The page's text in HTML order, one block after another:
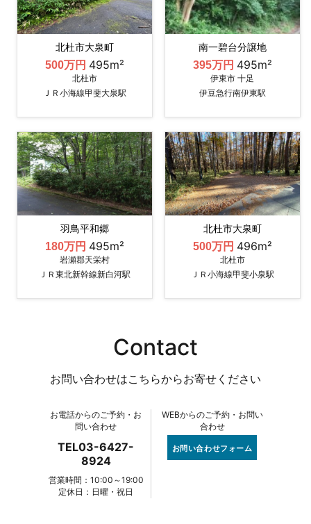
北杜市大泉町
500万円 495m²
北杜市
ＪＲ小海線甲斐大泉駅
南一碧台分譲地
395万円 495m²
伊東市 十足
伊豆急行南伊東駅
羽鳥平和郷
180万円 495m²
岩瀬郡天栄村
ＪＲ東北新幹線新白河駅
北杜市大泉町
500万円 496m²
北杜市
ＪＲ小海線甲斐小泉駅
Contact
お問い合わせはこちらからお寄せください
お電話からのご予約・お
問い合わせ
TEL03-6427-
8924
営業時間：10:00～19:00
定休日：日曜・祝日
WEBからのご予約・お問い
合わせ
お問い合わせフォーム